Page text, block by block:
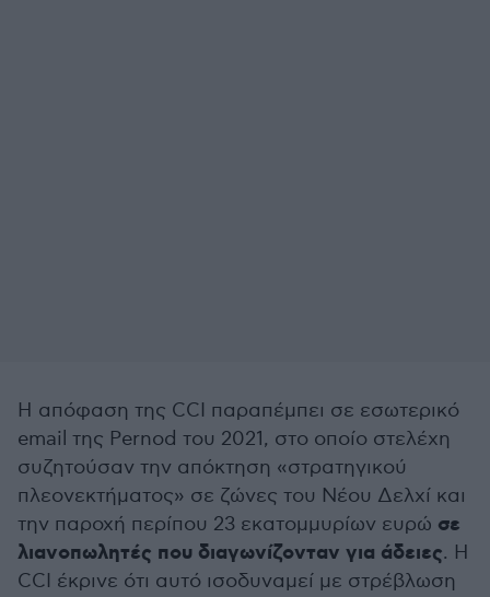
Η απόφαση της CCI παραπέμπει σε εσωτερικό
email της Pernod του 2021, στο οποίο στελέχη
συζητούσαν την απόκτηση «στρατηγικού
πλεονεκτήματος» σε ζώνες του Νέου Δελχί και
την παροχή περίπου 23 εκατομμυρίων ευρώ σε
λιανοπωλητές που διαγωνίζονταν για άδειες. Η
CCI έκρινε ότι αυτό ισοδυναμεί με στρέβλωση